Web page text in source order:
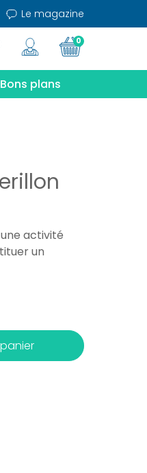
Le magazine
0
Bons plans
activité
un